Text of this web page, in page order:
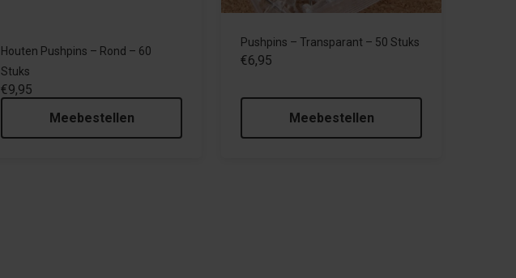
Houten Pushpins – Rond – 60
Stuks
€9,95
Meebestellen
Pushpins – Transparant – 50 Stuks
€6,95
Meebestellen